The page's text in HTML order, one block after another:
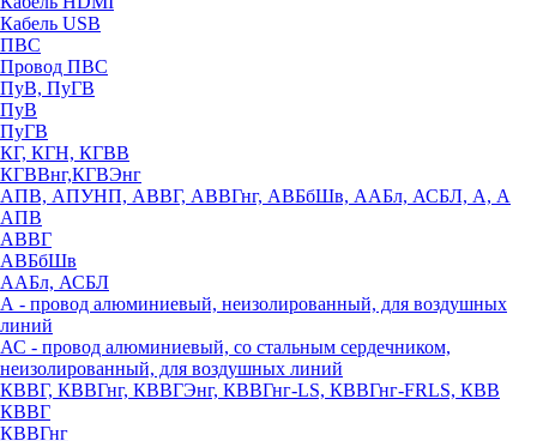
Кабель USB
ПВС
Провод ПВС
ПуВ, ПуГВ
ПуВ
ПуГВ
КГ, КГН, КГВВ
КГВВнг,КГВЭнг
АПВ, АПУНП, АВВГ, АВВГнг, АВБбШв, ААБл, АСБЛ, А, А
АПВ
АВВГ
АВБбШв
ААБл, АСБЛ
А - провод алюминиевый, неизолированный, для воздушных
линий
АС - провод алюминиевый, со стальным сердечником,
неизолированный, для воздушных линий
КВВГ, КВВГнг, КВВГЭнг, КВВГнг-LS, КВВГнг-FRLS, КВВ
КВВГ
КВВГнг